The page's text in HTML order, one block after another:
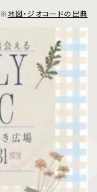
※地図・ジオコードの出典